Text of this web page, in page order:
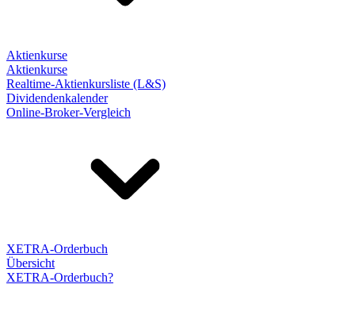
Aktienkurse
Aktienkurse
Realtime-Aktienkursliste (L&S)
Dividendenkalender
Online-Broker-Vergleich
XETRA-Orderbuch
Übersicht
XETRA-Orderbuch?